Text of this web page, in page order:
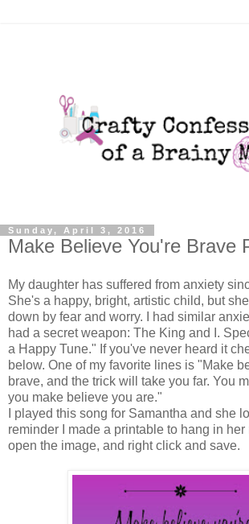
Sunday, April 3, 2016
Make Believe You're Brave
My daughter has suffered from anxiety
She's a happy, bright, artistic child, but
down by fear and worry. I had similar
had a secret weapon: The King and I.
a Happy Tune." If you've never heard it
below. One of my favorite lines is "Make
brave, and the trick will take you far. You
you make believe you are."
I played this song for Samantha and she
reminder I made a printable to hang in her
open the image, and right click and save.